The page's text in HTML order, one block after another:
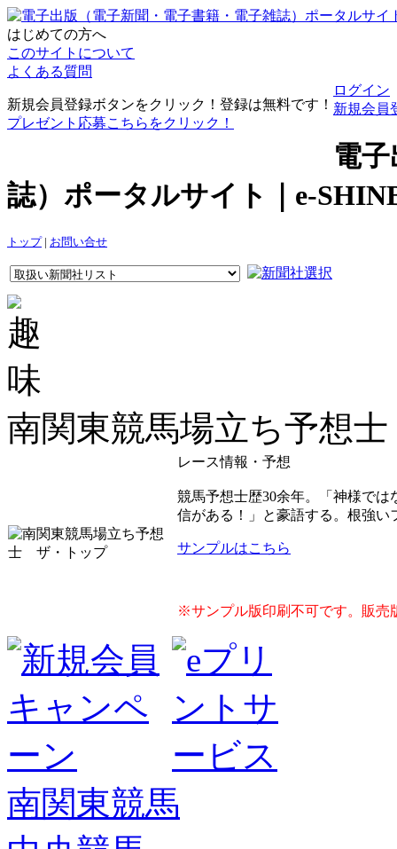
はじめての方へ
このサイトについて
よくある質問
新規会員登録ボタンをクリック！登録は無料です！
プレゼント応募こちらをクリック！
ログイン
新規会員
電
誌）ポータルサイト｜e-
トップ| お問い合せ
南関東競馬場立ち予想
レース情報・予想
競馬予想士歴30余年。「神様で
信がある！」と豪語する。根強い
サンプルはこちら
※サンプル版印刷不可です。販売
南関東競馬